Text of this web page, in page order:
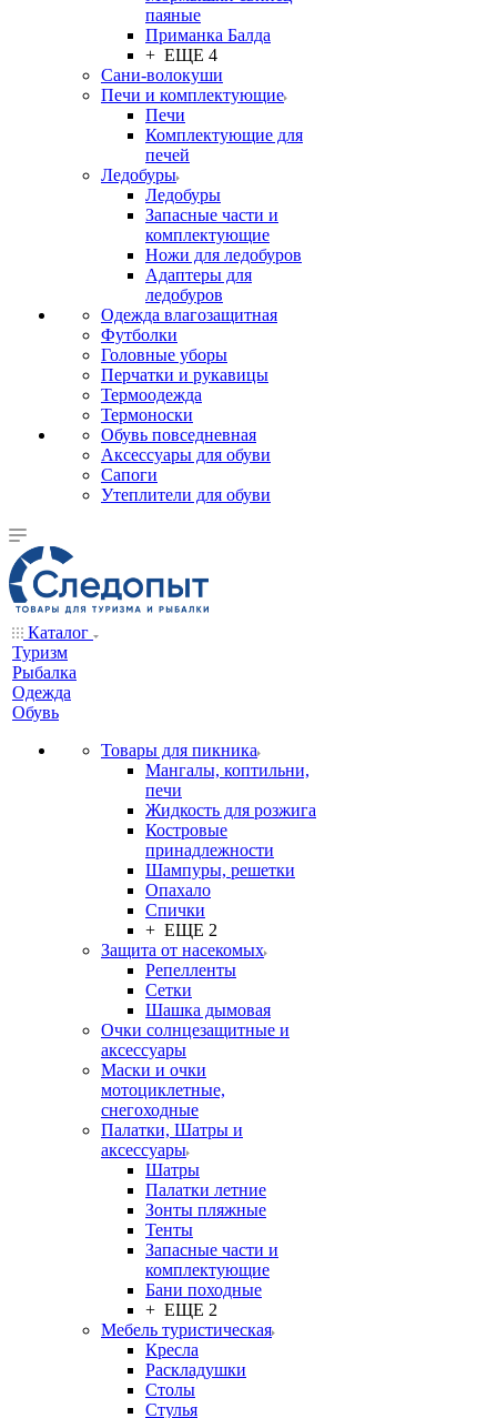
паяные
Приманка Балда
+ ЕЩЕ 4
Сани-волокуши
Печи и комплектующие
Печи
Комплектующие для
печей
Ледобуры
Ледобуры
Запасные части и
комплектующие
Ножи для ледобуров
Адаптеры для
ледобуров
Одежда влагозащитная
Футболки
Головные уборы
Перчатки и рукавицы
Термоодежда
Термоноски
Обувь повседневная
Аксессуары для обуви
Сапоги
Утеплители для обуви
Каталог
Туризм
Рыбалка
Одежда
Обувь
Товары для пикника
Мангалы, коптильни,
печи
Жидкость для розжига
Костровые
принадлежности
Шампуры, решетки
Опахало
Спички
+ ЕЩЕ 2
Защита от насекомых
Репелленты
Сетки
Шашка дымовая
Очки солнцезащитные и
аксессуары
Маски и очки
мотоциклетные,
снегоходные
Палатки, Шатры и
аксессуары
Шатры
Палатки летние
Зонты пляжные
Тенты
Запасные части и
комплектующие
Бани походные
+ ЕЩЕ 2
Мебель туристическая
Кресла
Раскладушки
Столы
Стулья